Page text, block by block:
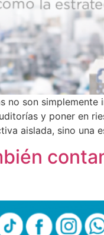
no son
y poner en
aislada, sino una